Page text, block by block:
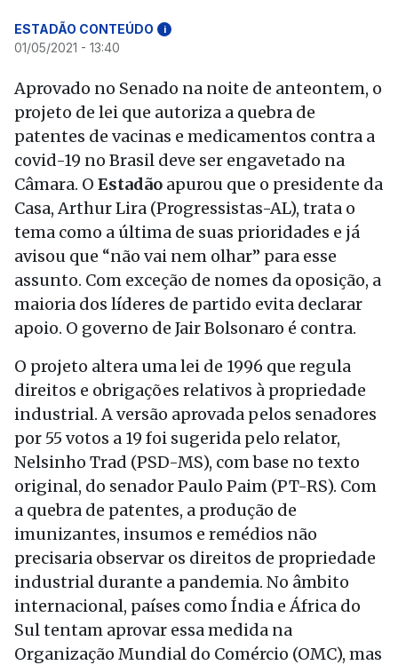
ESTADÃO CONTEÚDO i
01/05/2021 - 13:40
Aprovado no Senado na noite de anteontem, o
projeto de lei que autoriza a quebra de
patentes de vacinas e medicamentos contra a
covid-19 no Brasil deve ser engavetado na
Câmara. O Estadão apurou que o presidente da
Casa, Arthur Lira (Progressistas-AL), trata o
tema como a última de suas prioridades e já
avisou que “não vai nem olhar” para esse
assunto. Com exceção de nomes da oposição, a
maioria dos líderes de partido evita declarar
apoio. O governo de Jair Bolsonaro é contra.
O projeto altera uma lei de 1996 que regula
direitos e obrigações relativos à propriedade
industrial. A versão aprovada pelos senadores
por 55 votos a 19 foi sugerida pelo relator,
Nelsinho Trad (PSD-MS), com base no texto
original, do senador Paulo Paim (PT-RS). Com
a quebra de patentes, a produção de
imunizantes, insumos e remédios não
precisaria observar os direitos de propriedade
industrial durante a pandemia. No âmbito
internacional, países como Índia e África do
Sul tentam aprovar essa medida na
Organização Mundial do Comércio (OMC), mas